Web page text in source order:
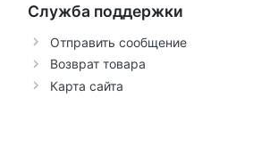
Служба поддержки
Отправить сообщение
Возврат товара
Карта сайта